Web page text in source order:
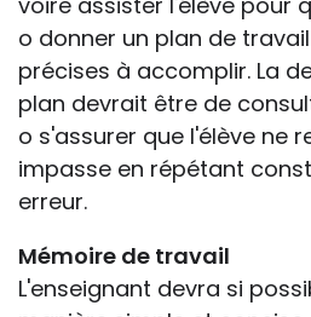
o donner un plan de
précises à accomplir. La
plan devrait être de
o s'assurer que l'élève ne
impasse en répétant
erreur.
Mémoire de travail
L'enseignant devra si